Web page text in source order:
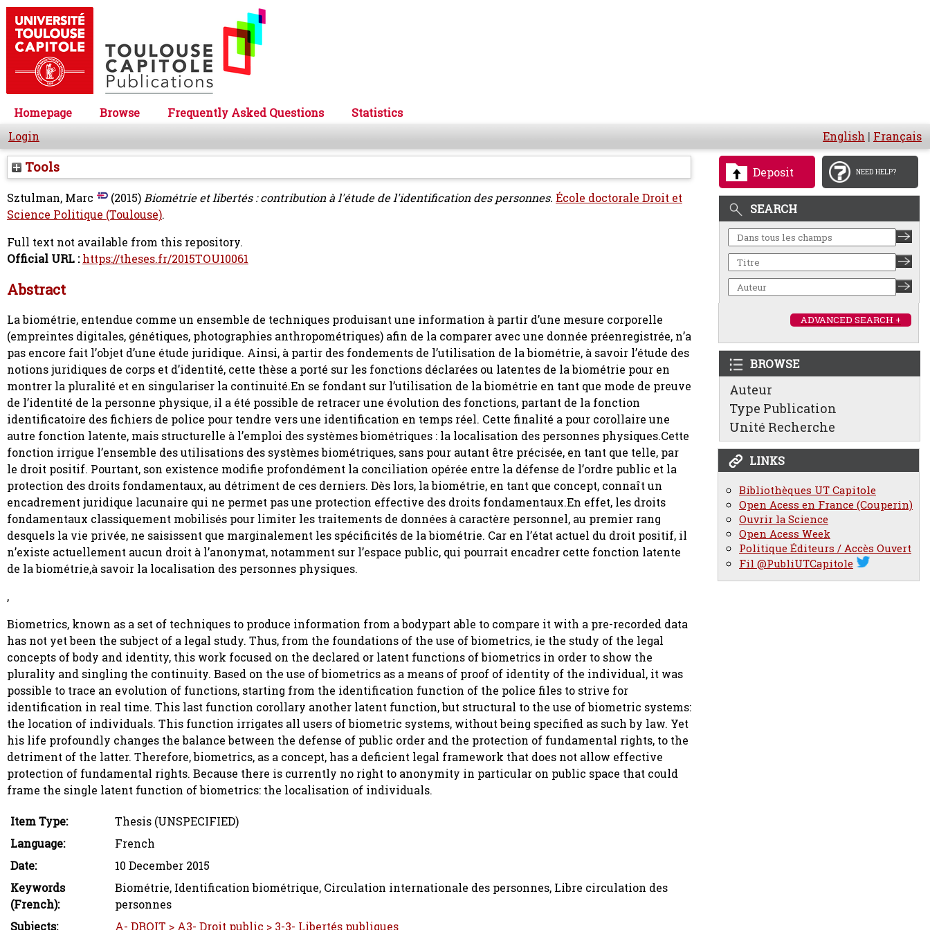
Homepage Browse Frequently Asked Questions
Statistics
Login
English | Français
Deposit NEED HELP?
SEARCH
ADVANCED SEARCH +
BROWSE
Auteur
Type Publication
Unité Recherche
LINKS
Bibliothèques UT Capitole
Open Acess en France (Couperin)
Ouvrir la Science
Open Acess Week
Politique Éditeurs / Accès Ouvert
Fil @PubliUTCapitole
Tools
Sztulman, Marc (2015)Biométrie et libertés : contribution à l'étude de l'identification des personnes. École doctorale Droit et
Science Politique (Toulouse).
Full text not available from this repository.
Official URL : https://theses.fr/2015TOU10061
Abstract
La biométrie, entendue comme un ensemble de techniques produisant une information à partir d’une mesure corporelle
(empreintes digitales, génétiques, photographies anthropométriques) afin de la comparer avec une donnée préenregistrée, n’a
pas encore fait l’objet d’une étude juridique. Ainsi, à partir des fondements de l’utilisation de la biométrie, à savoir l’étude des
notions juridiques de corps et d’identité, cette thèse a porté sur les fonctions déclarées ou latentes de la biométrie pour en
montrer la pluralité et en singulariser la continuité.En se fondant sur l’utilisation de la biométrie en tant que mode de preuve
de l’identité de la personne physique, il a été possible de retracer une évolution des fonctions, partant de la fonction
identificatoire des fichiers de police pour tendre vers une identification en temps réel. Cette finalité a pour corollaire une
autre fonction latente, mais structurelle à l’emploi des systèmes biométriques : la localisation des personnes physiques.Cette
fonction irrigue l’ensemble des utilisations des systèmes biométriques, sans pour autant être précisée, en tant que telle, par
le droit positif. Pourtant, son existence modifie profondément la conciliation opérée entre la défense de l’ordre public et la
protection des droits fondamentaux, au détriment de ces derniers. Dès lors, la biométrie, en tant que concept, connaît un
encadrement juridique lacunaire qui ne permet pas une protection effective des droits fondamentaux.En effet, les droits
fondamentaux classiquement mobilisés pour limiter les traitements de données à caractère personnel, au premier rang
desquels la vie privée, ne saisissent que marginalement les spécificités de la biométrie. Car en l’état actuel du droit positif, il
n’existe actuellement aucun droit à l’anonymat, notamment sur l’espace public, qui pourrait encadrer cette fonction latente
de la biométrie,à savoir la localisation des personnes physiques.
,
Biometrics, known as a set of techniques to produce information from a bodypart able to compare it with a pre-recorded data
has not yet been the subject of a legal study. Thus, from the foundations of the use of biometrics, ie the study of the legal
concepts of body and identity, this work focused on the declared or latent functions of biometrics in order to show the
plurality and singling the continuity. Based on the use of biometrics as a means of proof of identity of the individual, it was
possible to trace an evolution of functions, starting from the identification function of the police files to strive for
identification in real time. This last function corollary another latent function, but structural to the use of biometric systems:
the location of individuals. This function irrigates all users of biometric systems, without being specified as such by law. Yet
his life profoundly changes the balance between the defense of public order and the protection of fundamental rights, to the
detriment of the latter. Therefore, biometrics, as a concept, has a deficient legal framework that does not allow effective
protection of fundamental rights. Because there is currently no right to anonymity in particular on public space that could
frame the single latent function of biometrics: the localisation of individuals.
Item Type:
Thesis (UNSPECIFIED)
Language:
French
Date:
10 December 2015
Keywords
(French):
Biométrie, Identification biométrique, Circulation internationale des personnes, Libre circulation des
personnes
Subjects:
A- DROIT > A3- Droit public > 3-3- Libertés publiques